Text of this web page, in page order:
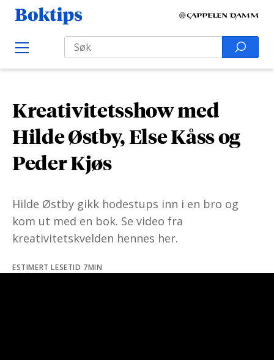
B
o
k
t
p
s
O
p
e
e
n
e
c
h
f
o
:
Search
Kreativitetsshow med
Hilde Østby, Else Kåss og
Peder Kjøs
Hilde Østby gikk hodestups inn i en bro og
kom ut med en bok. Se video fra
kreativitetskvelden hennes her.
ESTIMERT LESETID 7MIN